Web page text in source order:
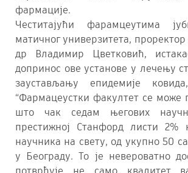
фармације.
Честитајући фарамцеутима
матичног универзитета,
др Владимир Цветковић,
допринос ове установе у лечењу
заустављању епидемије
“Фармацеустки факултет се може
што чак седам његових
престижној Станфорд листи 2%
научника на свету, од укупно 50
у Београду. То је невероватно